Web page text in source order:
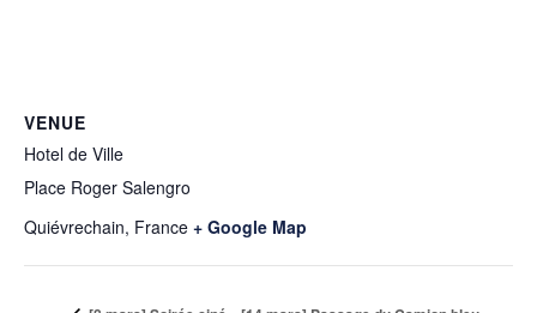
VENUE
Hotel de Ville
Place Roger Salengro
Quiévrechain, France + Google Map